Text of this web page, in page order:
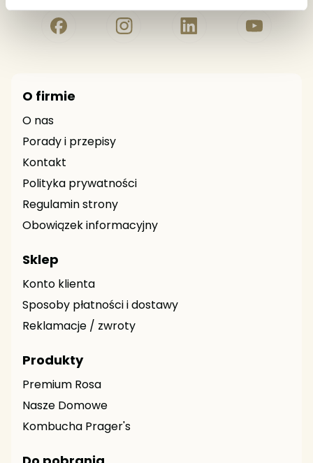
O firmie
O nas
Porady i przepisy
Kontakt
Polityka prywatności
Regulamin strony
Obowiązek informacyjny
Sklep
Konto klienta
Sposoby płatności i dostawy
Reklamacje / zwroty
Produkty
Premium Rosa
Nasze Domowe
Kombucha Prager's